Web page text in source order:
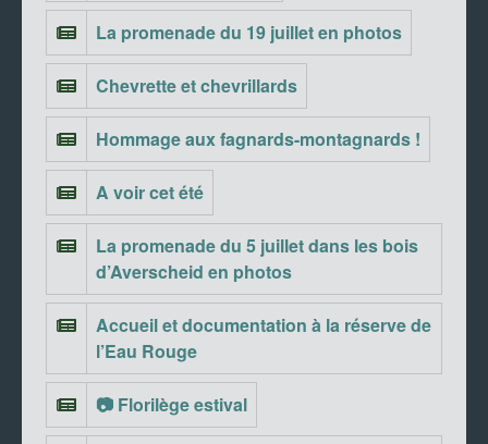
La promenade du 19 juillet en photos
Chevrette et chevrillards
Hommage aux fagnards-montagnards !
A voir cet été
La promenade du 5 juillet dans les bois
d’Averscheid en photos
Accueil et documentation à la réserve de
l’Eau Rouge
📷 Florilège estival